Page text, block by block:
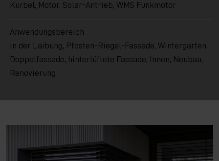
Kurbel, Motor, Solar-Antrieb, WMS Funkmotor
Anwendungsbereich
in der Laibung, Pfosten-Riegel-Fassade, Wintergarten,
Doppelfassade, hinterlüftete Fassade, Innen, Neubau,
Renovierung